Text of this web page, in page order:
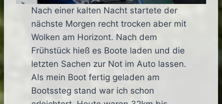
Nach einer kalten Nacht startete der
nächste Morgen recht trocken aber mit
Wolken am Horizont. Nach dem
Frühstück hieß es Boote laden und die
letzten Sachen zur Not im Auto lassen.
Als mein Boot fertig geladen am
Bootssteg stand war ich schon